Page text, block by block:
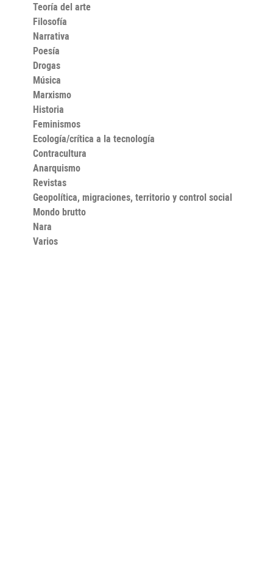
Teoría del arte
Filosofía
Narrativa
Poesía
Drogas
Música
Marxismo
Historia
Feminismos
Ecología/crítica a la tecnología
Contracultura
Anarquismo
Revistas
Geopolítica, migraciones, territorio y control social
Mondo brutto
Nara
Varios